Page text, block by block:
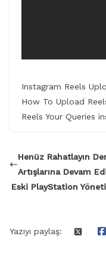
Instagram Reels
How To Upload
Reels Your Queries
Henüz Rahatlayın
Artışlarına Devam
Eski PlayStation
Yazıyı paylaş: